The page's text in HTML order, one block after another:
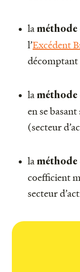
la méthode
l’Excédent
décomptant
la méthode
en se
(secteur
la méthode
coefficient
secteur